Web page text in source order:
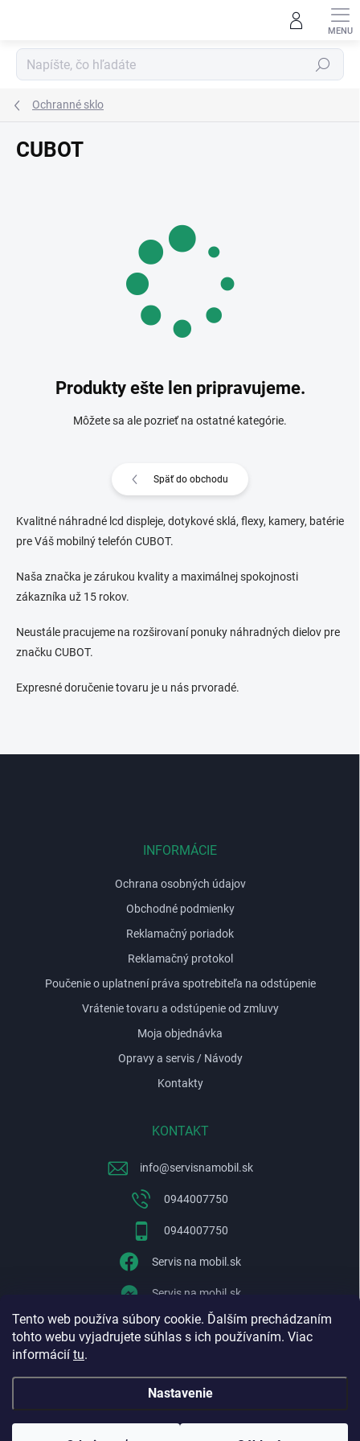
Tento web používa súbory cookie. Ďalším prechádzaním
tohto webu vyjadrujete súhlas s ich používaním. Viac
informácií tu.
Nastavenie
Hľadať
Ochranné sklo
CUBOT
Produkty ešte len pripravujeme.
Môžete sa ale pozrieť na ostatné kategórie.
Späť do obchodu
Kvalitné náhradné lcd displeje, dotykové sklá, flexy, kamery, batérie
pre Váš mobilný telefón CUBOT.
Naša značka je zárukou kvality a maximálnej spokojnosti
zákazníka už 15 rokov.
Neustále pracujeme na rozširovaní ponuky náhradných dielov pre
značku CUBOT.
Expresné doručenie tovaru je u nás prvoradé.
INFORMÁCIE
Ochrana osobných údajov
Obchodné podmienky
Reklamačný poriadok
Reklamačný protokol
Poučenie o uplatnení práva spotrebiteľa na odstúpenie
Vrátenie tovaru a odstúpenie od zmluvy
Moja objednávka
Opravy a servis / Návody
Kontakty
KONTAKT
info@servisnamobil.sk
0944007750
0944007750
Servis na mobil.sk
Servis na mobil.sk
WhatsApp